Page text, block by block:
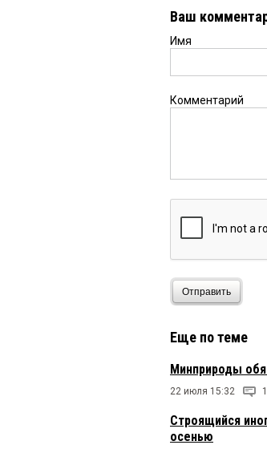
Ваш
Имя
Комментарий
Отправить
Еще по теме
Минприроды
22 июля 15:32 1
Строящийся
осенью